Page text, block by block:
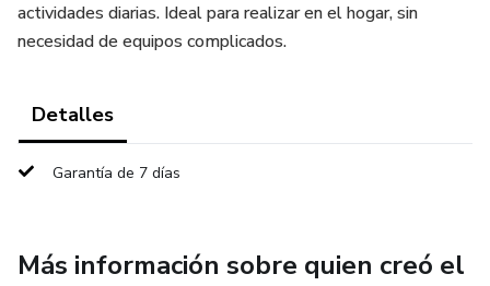
actividades diarias. Ideal para realizar en el hogar, sin
necesidad de equipos complicados.
Detalles
Garantía de 7 días
Más información sobre quien creó el